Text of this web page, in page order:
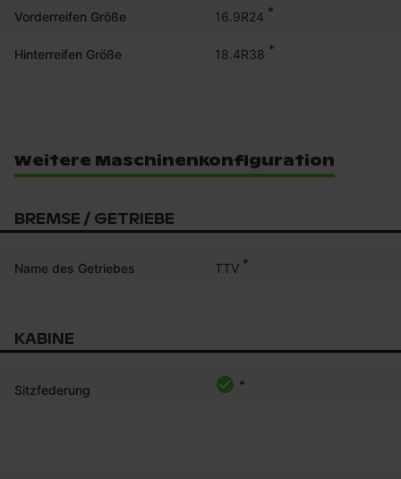
Vorderreifen Größe 16.9R24 *
Hinterreifen Größe 18.4R38 *
Weitere Maschinenkonfiguration
BREMSE / GETRIEBE
Name des Getriebes TTV *
KABINE
Sitzfederung *